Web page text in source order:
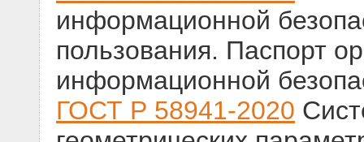
информационной
пользования. Паспорт
информационной
ГОСТ Р 58941-2020